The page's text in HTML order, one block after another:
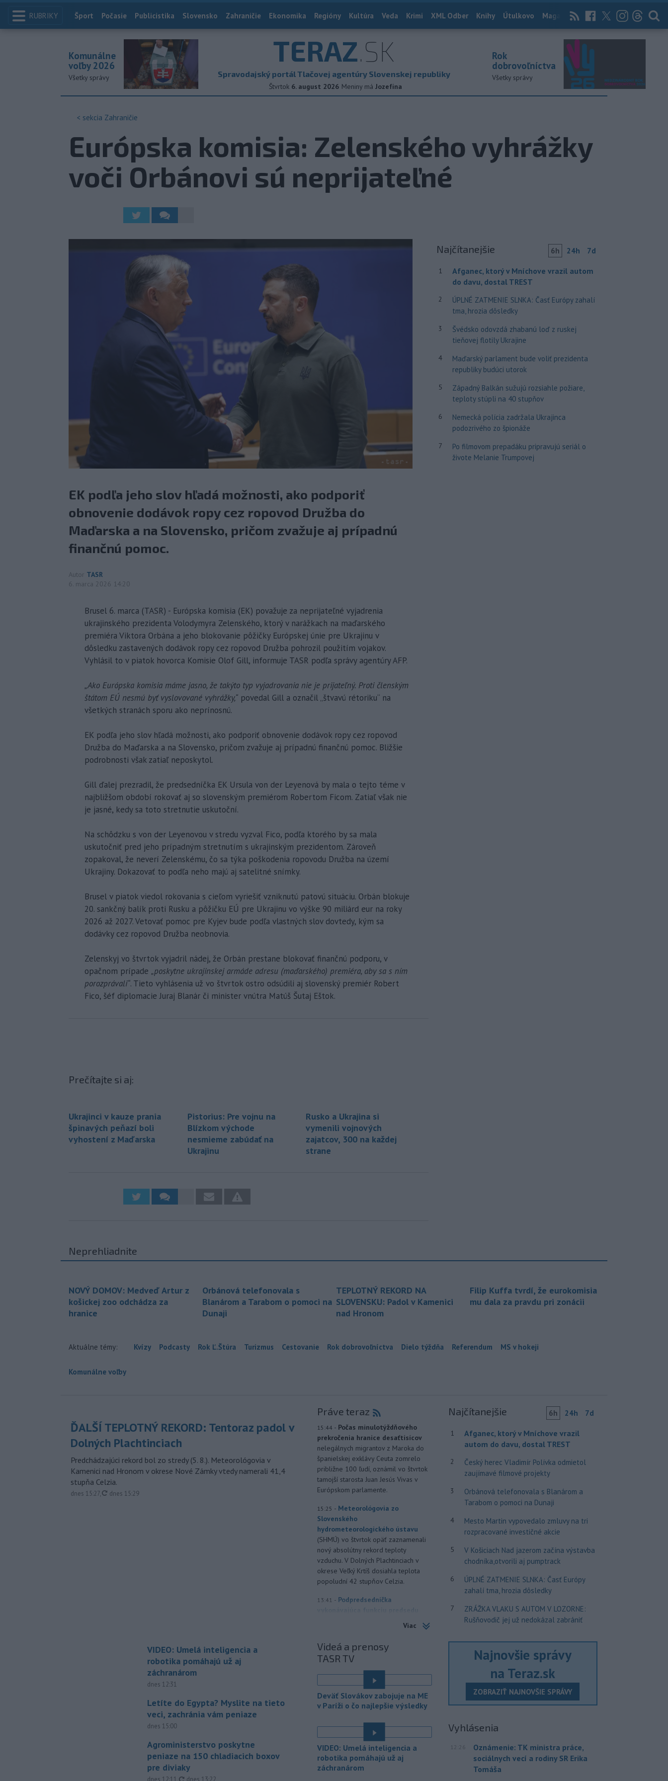
RUBRIKY Index
Šport Počasie Publicistika Slovensko Zahraničie Ekonomika Regióny Kultúra Veda Krimi XML Odber Knihy Útulkovo Magazín News Now Archív
TERAZ.SK
Spravodajský portál Tlačovej agentúry Slovenskej republiky
Štvrtok 6. august 2026 Meniny má Jozefína
Komunálne
voľby 2026
Všetky správy
Rok
dobrovoľníctva
Všetky správy
< sekcia Zahraničie
Európska komisia: Zelenského vyhrážky
voči Orbánovi sú neprijateľné
EK podľa jeho slov hľadá možnosti, ako podporiť
obnovenie dodávok ropy cez ropovod Družba do
Maďarska a na Slovensko, pričom zvažuje aj prípadnú
finančnú pomoc.
Autor TASR
6. marca 2026 14:20
Brusel 6. marca (TASR) - Európska komisia (EK) považuje za neprijateľné vyjadrenia
ukrajinského prezidenta Volodymyra Zelenského, ktorý v narážkach na maďarského
premiéra Viktora Orbána a jeho blokovanie pôžičky Európskej únie pre Ukrajinu v
dôsledku zastavených dodávok ropy cez ropovod Družba pohrozil použitím vojakov.
Vyhlásil to v piatok hovorca Komisie Olof Gill, informuje TASR podľa správy agentúry AFP.
„Ako Európska komisia máme jasno, že takýto typ vyjadrovania nie je prijateľný. Proti členským
štátom EÚ nesmú byť vyslovované vyhrážky,“ povedal Gill a označil „štvavú rétoriku“ na
všetkých stranách sporu ako neprínosnú.
EK podľa jeho slov hľadá možnosti, ako podporiť obnovenie dodávok ropy cez ropovod
Družba do Maďarska a na Slovensko, pričom zvažuje aj prípadnú finančnú pomoc. Bližšie
podrobnosti však zatiaľ neposkytol.
Gill ďalej prezradil, že predsedníčka EK Ursula von der Leyenová by mala o tejto téme v
najbližšom období rokovať aj so slovenským premiérom Robertom Ficom. Zatiaľ však nie
je jasné, kedy sa toto stretnutie uskutoční.
Na schôdzku s von der Leyenovou v stredu vyzval Fico, podľa ktorého by sa mala
uskutočniť pred jeho prípadným stretnutím s ukrajinským prezidentom. Zároveň
zopakoval, že neverí Zelenskému, čo sa týka poškodenia ropovodu Družba na území
Ukrajiny. Dokazovať to podľa neho majú aj satelitné snímky.
Brusel v piatok viedol rokovania s cieľom vyriešiť vzniknutú patovú situáciu. Orbán blokuje
20. sankčný balík proti Rusku a pôžičku EÚ pre Ukrajinu vo výške 90 miliárd eur na roky
2026 až 2027. Vetovať pomoc pre Kyjev bude podľa vlastných slov dovtedy, kým sa
dodávky cez ropovod Družba neobnovia.
Zelenskyj vo štvrtok vyjadril nádej, že Orbán prestane blokovať finančnú podporu, v
opačnom prípade „poskytne ukrajinskej armáde adresu (maďarského) premiéra, aby sa s ním
porozprávali“. Tieto vyhlásenia už vo štvrtok ostro odsúdili aj slovenský premiér Robert
Fico, šéf diplomacie Juraj Blanár či minister vnútra Matúš Šutaj Eštok.
Prečítajte si aj:
Ukrajinci v kauze prania
špinavých peňazí boli
vyhostení z Maďarska
Pistorius: Pre vojnu na
Blízkom východe
nesmieme zabúdať na
Ukrajinu
Rusko a Ukrajina si
vymenili vojnových
zajatcov, 300 na každej
strane
Najčítanejšie 6h 24h 7d
1
Afganec, ktorý v Mníchove vrazil autom
do davu, dostal TREST
2
ÚPLNÉ ZATMENIE SLNKA: Časť Európy zahalí
tma, hrozia dôsledky
3
Švédsko odovzdá zhabanú loď z ruskej
tieňovej flotily Ukrajine
4
Maďarský parlament bude voliť prezidenta
republiky budúci utorok
5
Západný Balkán sužujú rozsiahle požiare,
teploty stúpli na 40 stupňov
6
Nemecká polícia zadržala Ukrajinca
podozrivého zo špionáže
7
Po filmovom prepadáku pripravujú seriál o
živote Melanie Trumpovej
Neprehliadnite
NOVÝ DOMOV: Medveď Artur z
košickej zoo odchádza za
hranice
Orbánová telefonovala s
Blanárom a Tarabom o pomoci na
Dunaji
TEPLOTNÝ REKORD NA
SLOVENSKU: Padol v Kamenici
nad Hronom
Filip Kuffa tvrdí, že eurokomisia
mu dala za pravdu pri zonácii
Aktuálne témy: Kvízy Podcasty Rok Ľ.Štúra Turizmus Cestovanie Rok dobrovoľníctva Dielo týždňa Referendum MS v hokeji
Komunálne voľby
ĎALŠÍ TEPLOTNÝ REKORD: Tentoraz padol v
Dolných Plachtinciach
Predchádzajúci rekord bol zo stredy (5. 8.). Meteorológovia v
Kamenici nad Hronom v okrese Nové Zámky vtedy namerali 41,4
stupňa Celzia.
dnes 15:27, aktualizované
dnes 15:29
VIDEO: Umelá inteligencia a
robotika pomáhajú už aj
záchranárom
dnes 12:31
Letíte do Egypta? Myslite na tieto
veci, zachránia vám peniaze
dnes 15:00
Agroministerstvo poskytne
peniaze na 150 chladiacich boxov
pre diviaky
dnes 12:11 aktualizované
dnes 13:22
Práve teraz
15:44 - Počas minulotýždňového
prekročenia hranice desaťtisícov
nelegálnych migrantov z Maroka do
španielskej exklávy Ceuta zomrelo
približne 100 ľudí, oznámil vo štvrtok
tamojší starosta Juan Jesús Vivas v
Európskom parlamente.
15:25 - Meteorológovia zo
Slovenského
hydrometeorologického ústavu
(SHMÚ) vo štvrtok opäť zaznamenali
nový absolútny rekord teploty
vzduchu. V Dolných Plachtinciach v
okrese Veľký Krtíš dosiahla teplota
popoludní 42 stupňov Celzia.
13:41 - Podpredsedníčka
zhromaždenia Anikó Hallerová
Nagyová vo štvrtok oznámila, že v
súlade s návrhom poslaneckého klubu
vládnej strany Tisza rozhodne
zákonodarný zbor o novej hlave štátu
na budúci utorok.
13:31 - Európska komisia (EK) sa
pripravuje na možné dôsledky
zatmenia Slnka na výrobu
elektriny v Európskej únii.
13:24 - Vlastníctvo a správa lesov v
štyroch národných parkoch (NP),
ktoré začiatkom júla prešli zonáciou,
Viac
Videá a prenosy
TASR TV
Deväť Slovákov zabojuje na ME
v Paríži o čo najlepšie výsledky
VIDEO: Umelá inteligencia a
robotika pomáhajú už aj
záchranárom
Najčítanejšie 6h 24h 7d
1
Afganec, ktorý v Mníchove vrazil
autom do davu, dostal TREST
2
Český herec Vladimír Polívka odmietol
zaujímavé filmové projekty
3
Orbánová telefonovala s Blanárom a
Tarabom o pomoci na Dunaji
4
Mesto Martin vypovedalo zmluvy na tri
rozpracované investičné akcie
5
V Košiciach Nad jazerom začína výstavba
chodníka,otvorili aj pumptrack
6
ÚPLNÉ ZATMENIE SLNKA: Časť Európy
zahalí tma, hrozia dôsledky
7
ZRÁŽKA VLAKU S AUTOM V LOZORNE:
Rušňovodič jej už nedokázal zabrániť
Najnovšie správy
na Teraz.sk
ZOBRAZIŤ NAJNOVŠIE SPRÁVY
Vyhlásenia
12:26
Oznámenie: TK ministra práce,
sociálnych vecí a rodiny SR Erika
Tomáša